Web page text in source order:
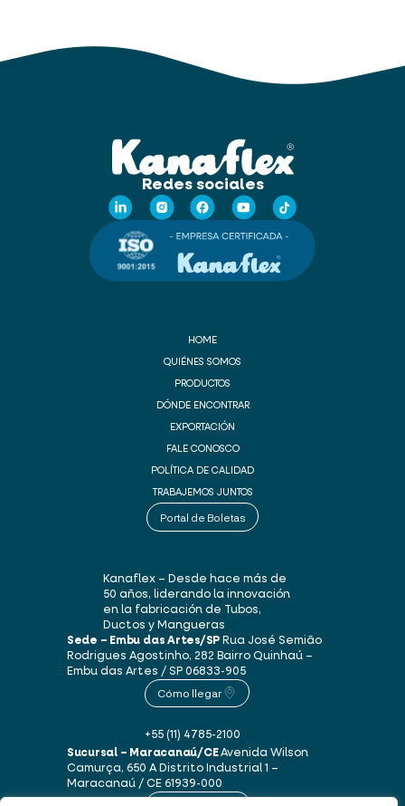
Redes sociales
HOME
QUIÉNES SOMOS
PRODUCTOS
DÓNDE ENCONTRAR
EXPORTACIÓN
FALE CONOSCO
POLÍTICA DE CALIDAD
TRABAJEMOS JUNTOS
Portal de Boletas
Kanaflex – Desde hace más de
50 años, liderando la innovación
en la fabricación de Tubos,
Ductos y Mangueras
Sede – Embu das Artes/SP Rua José Semião
Rodrigues Agostinho, 282 Bairro Quinhaú –
Embu das Artes / SP06833-905
Cómo llegar
+55 (11) 4785-2100
Sucursal – Maracanaú/CEAvenida Wilson
Camurça, 650 ADistrito Industrial 1 –
Maracanaú / CE61939-000